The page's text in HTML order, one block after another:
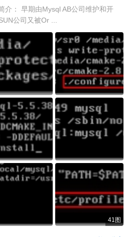
介： 早期由Mysql AB公司维护和开
公司又被Or ...
41图